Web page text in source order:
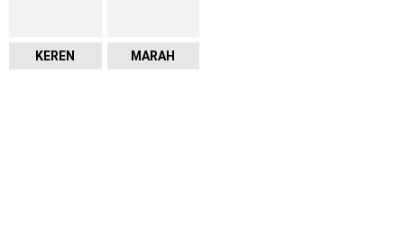
KEREN MARAH